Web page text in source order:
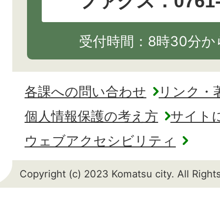
受付時間：8時30分
各課への問い合わせ
リンク・
個人情報保護の考え方
サイト
ウェブアクセシビリティ
Copyright (c) 2023 Komatsu city. All